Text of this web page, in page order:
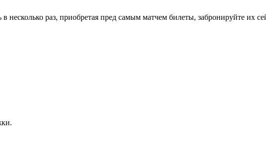
раз, приобретая пред самым матчем билеты, забронируйте их